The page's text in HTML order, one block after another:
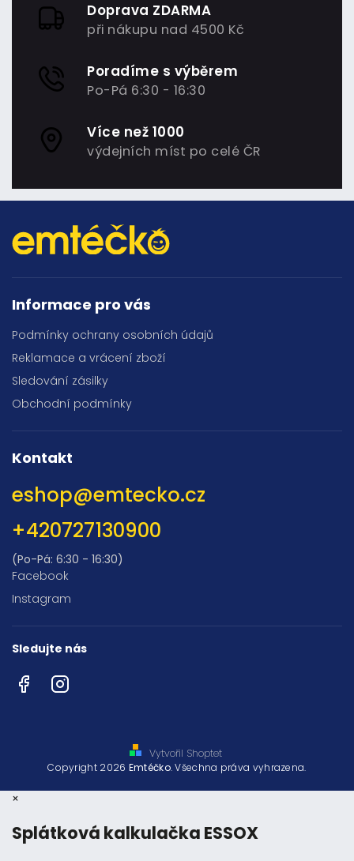
Doprava ZDARMA
při nákupu nad 4500 Kč
Poradíme s výběrem
Po-Pá 6:30 - 16:30
Více než 1000
výdejních míst po celé ČR
Informace pro vás
Podmínky ochrany osobních údajů
Reklamace a vrácení zboží
Sledování zásilky
Obchodní podmínky
Kontakt
eshop@emtecko.cz
+420727130900
(Po-Pá: 6:30 - 16:30)
Facebook
Instagram
Sledujte nás
FacebookInstagram
Vytvořil Shoptet
Copyright 2026 Emtéčko. Všechna práva vyhrazena.
×
Splátková kalkulačka ESSOX